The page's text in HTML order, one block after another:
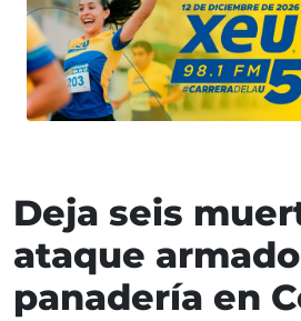
Deja seis
ataque
panadería en